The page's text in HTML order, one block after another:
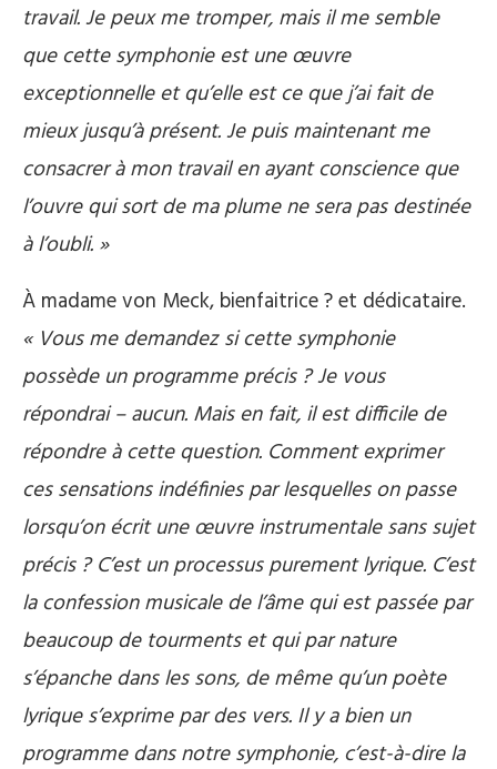
travail. Je peux me tromper, mais il me semble
que cette symphonie est une œuvre
exceptionnelle et qu’elle est ce que j’ai fait de
mieux jusqu’à présent. Je puis maintenant me
consacrer à mon travail en ayant conscience que
l’ouvre qui sort de ma plume ne sera pas destinée
à l’oubli. »
À madame von Meck, bienfaitrice ? et dédicataire.
« Vous me demandez si cette symphonie
possède un programme précis ? Je vous
répondrai – aucun. Mais en fait, il est difficile de
répondre à cette question. Comment exprimer
ces sensations indéfinies par lesquelles on passe
lorsqu’on écrit une œuvre instrumentale sans sujet
précis ? C’est un processus purement lyrique. C’est
la confession musicale de l’âme qui est passée par
beaucoup de tourments et qui par nature
s’épanche dans les sons, de même qu’un poète
lyrique s’exprime par des vers. Il y a bien un
programme dans notre symphonie, c’est-à-dire la